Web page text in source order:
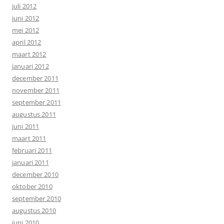
juli 2012
juni 2012
mei 2012
april 2012
maart 2012
januari 2012
december 2011
november 2011
september 2011
augustus 2011
juni 2011
maart 2011
februari 2011
januari 2011
december 2010
oktober 2010
september 2010
augustus 2010